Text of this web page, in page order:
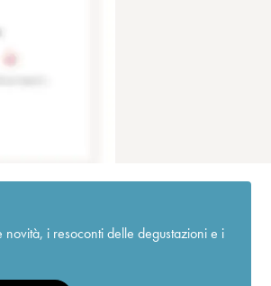
i resoconti delle degustazioni e i